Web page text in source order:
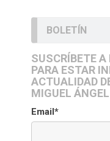
BOLETÍN
SUSCRÍBETE
PARA ESTAR
ACTUALIDAD
MIGUEL
Email*